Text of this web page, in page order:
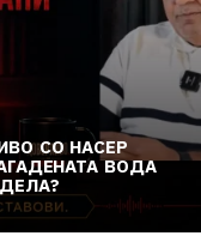
СО НАСЕР
ВОДА